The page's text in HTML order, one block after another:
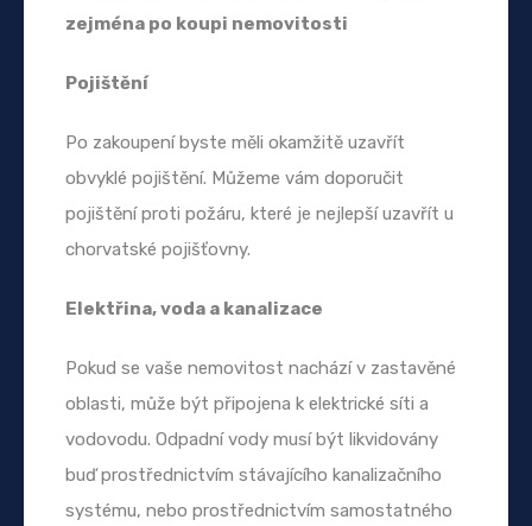
zejména po koupi nemovitosti
Pojištění
Po zakoupení byste měli okamžitě uzavřít
obvyklé pojištění. Můžeme vám doporučit
pojištění proti požáru, které je nejlepší uzavřít u
chorvatské pojišťovny.
Elektřina, voda a kanalizace
Pokud se vaše nemovitost nachází v zastavěné
oblasti, může být připojena k elektrické síti a
vodovodu. Odpadní vody musí být likvidovány
buď prostřednictvím stávajícího kanalizačního
systému, nebo prostřednictvím samostatného